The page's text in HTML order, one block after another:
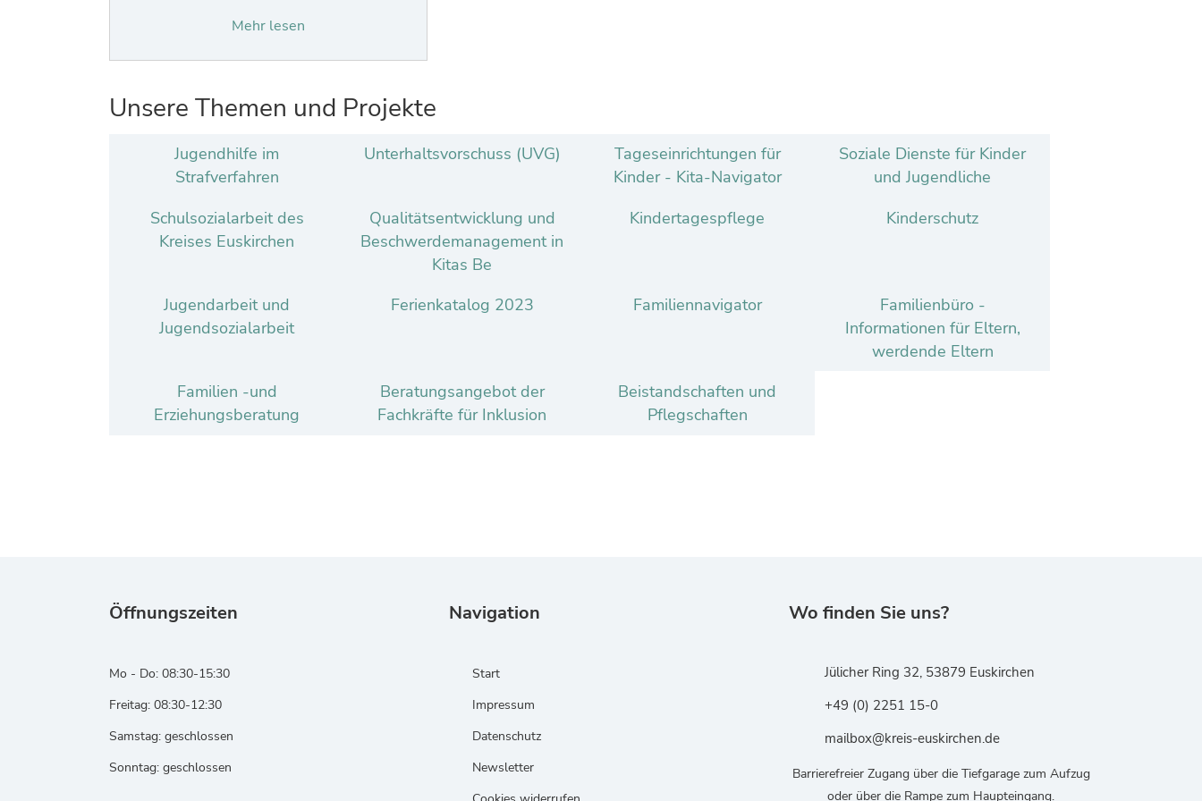
interessierte Erwachsene zu…
Mehr lesen
Unsere Themen und Projekte
Jugendhilfe im
Strafverfahren
Unterhaltsvorschuss (UVG)
Tageseinrichtungen für
Kinder - Kita-Navigator
Soziale Dienste für Kinder
und Jugendliche
Schulsozialarbeit des
Kreises Euskirchen
Qualitätsentwicklung und
Beschwerdemanagement in
Kitas Be
Kindertagespflege Kinderschutz
Jugendarbeit und
Jugendsozialarbeit
Ferienkatalog 2023 Familiennavigator
Familienbüro -
Informationen für Eltern,
werdende Eltern
Familien -und
Erziehungsberatung
Beratungsangebot der
Fachkräfte für Inklusion
Beistandschaften und
Pflegschaften
Öffnungszeiten
Mo - Do: 08:30-15:30
Freitag: 08:30-12:30
Samstag: geschlossen
Sonntag: geschlossen
Navigation
Start
Impressum
Datenschutz
Newsletter
Wo finden Sie uns?
Jülicher Ring 32, 53879 Euskirchen
+49 (0) 2251 15-0
mailbox@kreis-euskirchen.de
Barrierefreier Zugang über die Tiefgarage zum Aufzug
oder über die Rampe zum Haupteingang.